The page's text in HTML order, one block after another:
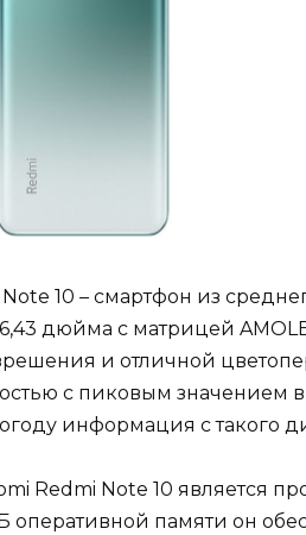
10 – смартфон из
дюйма с матрицей
и отличной
с пиковым значением в
информация с такого
Redmi Note 10 является
оперативной памяти он